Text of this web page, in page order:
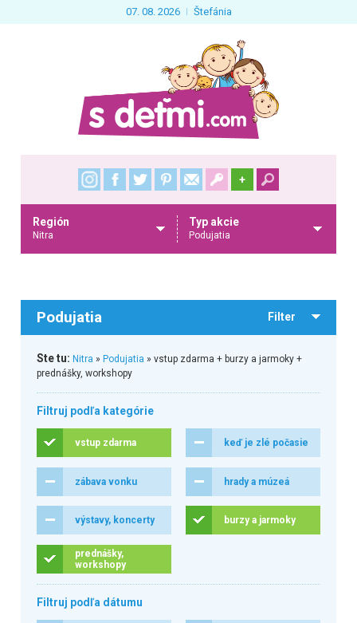
07. 08. 2026 Štefánia
+
Región
Nitra
Typ akcie
Podujatia
Podujatia Filter
Ste tu: Nitra » Podujatia » vstup zdarma + burzy a jarmoky +
prednášky, workshopy
Filtruj podľa kategórie
vstup zdarma keď je zlé počasie
zábava vonku hrady a múzeá
výstavy, koncerty burzy a jarmoky
prednášky,
workshopy
Filtruj podľa dátumu